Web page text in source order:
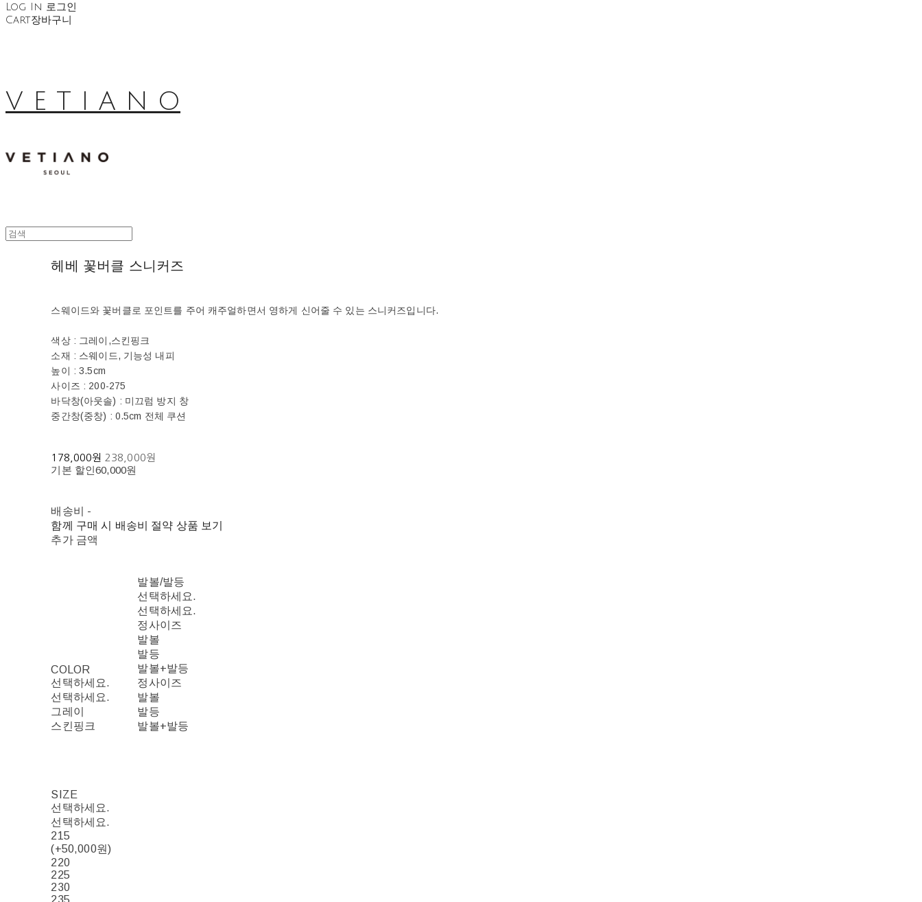
Log In 로그인
Cart장바구니
V E T I A N O
헤베 꽃버클 스니커즈
스웨이드와 꽃버클로 포인트를 주어 캐주얼하면서 영하게 신어줄 수 있는 스니커즈입니다.
색상 : 그레이,스킨핑크
소재 : 스웨이드, 기능성 내피
높이 : 3.5cm
사이즈 : 200-275
바닥창(아웃솔) : 미끄럼 방지 창
중간창(중창) : 0.5cm 전체 쿠션
178,000원 238,000원
기본 할인60,000원
배송비 -
함께 구매 시 배송비 절약 상품 보기
추가 금액
COLOR
선택하세요.
선택하세요.
그레이
스킨핑크
발볼/발등
선택하세요.
선택하세요.
정사이즈
발볼
발등
발볼+발등
정사이즈
발볼
발등
발볼+발등
SIZE
선택하세요.
선택하세요.
215
(+50,000원)
220
225
230